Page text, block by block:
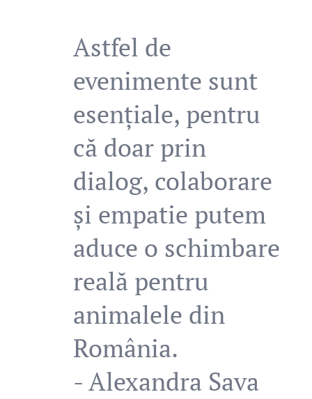
Astfel de
evenimente sunt
esențiale, pentru
că doar prin
dialog, colaborare
și empatie putem
aduce o schimbare
reală pentru
animalele din
România.
- Alexandra Sava